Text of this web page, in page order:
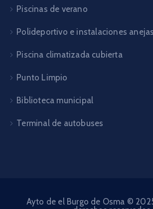
Piscinas de verano
Polideportivo e instalaciones anejas
Piscina climatizada cubierta
Punto Limpio
Biblioteca municipal
Terminal de autobuses
Ayto de el Burgo de Osma ©